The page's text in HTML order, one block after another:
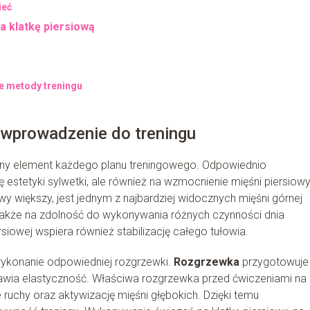
klatkę piersiową
metody treningu
do treningu
element każdego planu treningowego. Odpowiednio
sylwetki, ale również na wzmocnienie mięśni
większy, jest jednym z najbardziej widocznych mięśni górnej
na zdolność do wykonywania różnych czynności dnia
wspiera również stabilizację całego tułowia.
odpowiedniej rozgrzewki. Rozgrzewka przygotowuje
elastyczność. Właściwa rozgrzewka przed ćwiczeniami na
oraz aktywizację mięśni głębokich. Dzięki temu